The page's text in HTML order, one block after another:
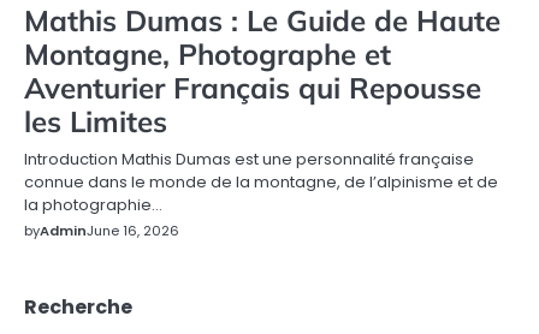
Mathis Dumas : Le Guide de Haute
Montagne, Photographe et
Aventurier Français qui Repousse
les Limites
Introduction Mathis Dumas est une personnalité française
connue dans le monde de la montagne, de l’alpinisme et de
la photographie…
byAdminJune 16, 2026
Recherche